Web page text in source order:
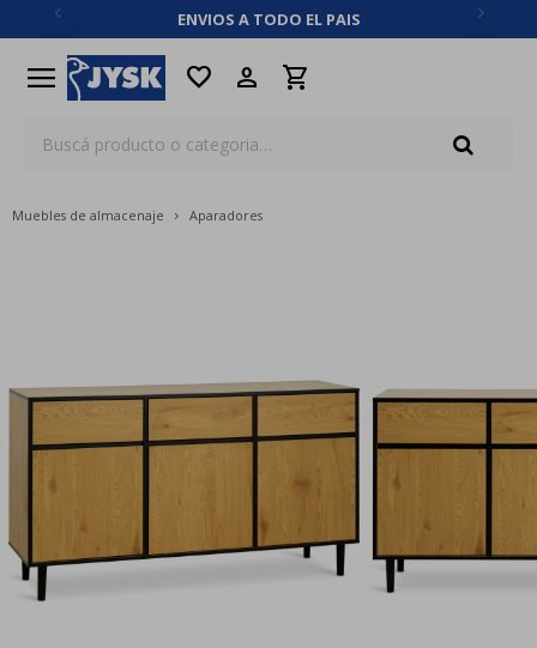
ENVIOS A TODO EL PAIS
menu favorite
Muebles de almacenaje Aparadores
close